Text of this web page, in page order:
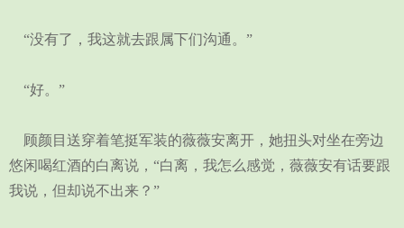
“没有了，我这就去跟属下们沟通。”
“好。”
顾颜目送穿着笔挺军装的薇薇安离开，她扭头对坐在旁边
悠闲喝红酒的白离说，“白离，我怎么感觉，薇薇安有话要跟
我说，但却说不出来？”